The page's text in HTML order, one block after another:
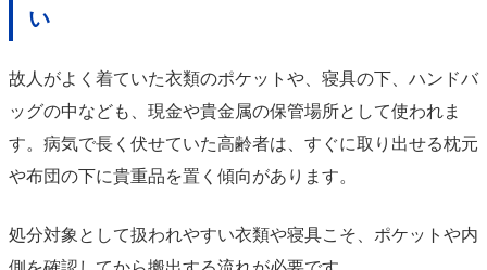
い
故人がよく着ていた衣類のポケットや、寝具の下、ハンドバ
ッグの中なども、現金や貴金属の保管場所として使われま
す。病気で長く伏せていた高齢者は、すぐに取り出せる枕元
や布団の下に貴重品を置く傾向があります。
処分対象として扱われやすい衣類や寝具こそ、ポケットや内